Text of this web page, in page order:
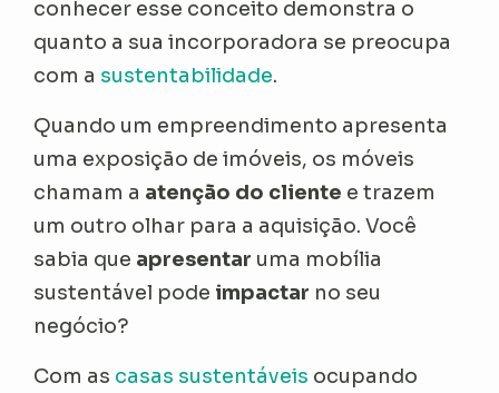
conhecer esse conceito demonstra o
quanto a sua incorporadora se preocupa
com a sustentabilidade.
Quando um empreendimento apresenta
uma exposição de imóveis, os móveis
chamam a atenção do cliente e trazem
um outro olhar para a aquisição. Você
sabia que apresentar uma mobília
sustentável pode impactar no seu
negócio?
Com as casas sustentáveis ocupando